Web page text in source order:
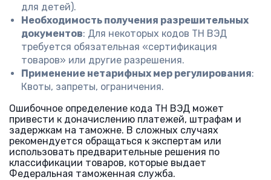
для детей).
Необходимость получения разрешительных
документов: Для некоторых кодов ТН ВЭД
требуется обязательная «сертификация
товаров» или другие разрешения.
Применение нетарифных мер регулирования:
Квоты, запреты, ограничения.
Ошибочное определение кода ТН ВЭД может
привести к доначислению платежей, штрафам и
задержкам на таможне. В сложных случаях
рекомендуется обращаться к экспертам или
использовать предварительные решения по
классификации товаров, которые выдает
Федеральная таможенная служба.